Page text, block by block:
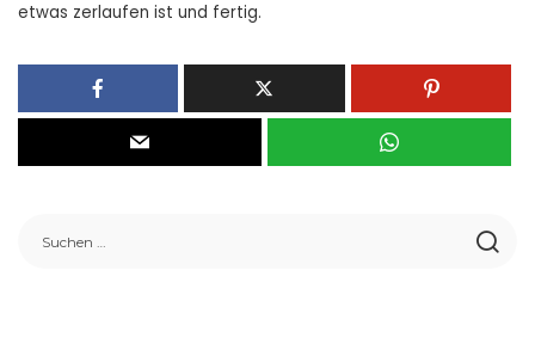
etwas zerlaufen ist und fertig.